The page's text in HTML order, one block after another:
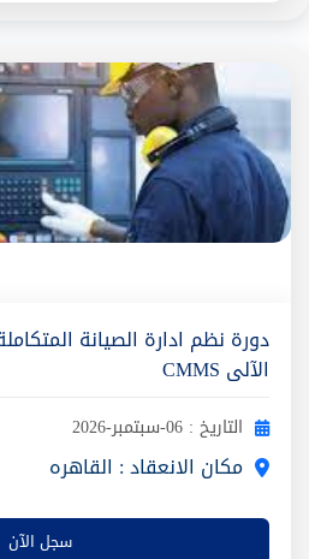
دورة نظم ادارة الصيانة
الآلى CMMS
التاريخ : 06-سبتمبر-2026
مكان الانعقاد : القاهره
سجل الآن